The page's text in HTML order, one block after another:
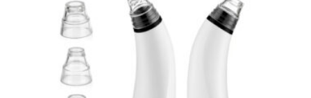
1
890 Kč.
1
390 Kč.